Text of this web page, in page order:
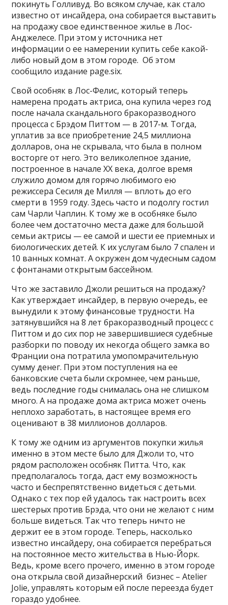
покинуть Голливуд. Во всяком случае, как стало
известно от инсайдера, она собирается выставить
на продажу свое единственное жилье в Лос-
Анджелесе. При этом у источника нет
информации о ее намерении купить себе какой-
либо новый дом в этом городе. Об этом
сообщило издание page.six.
Свой особняк в Лос-Фелис, который теперь
намерена продать актриса, она купила через год
после начала скандального бракоразводного
процесса с Брэдом Питтом — в 2017-м. Тогда,
уплатив за все приобретение 24,5 миллиона
долларов, она не скрывала, что была в полном
восторге от него. Это великолепное здание,
построенное в начале XX века, долгое время
служило домом для горячо любимого ею
режиссера Сесиля де Милля — вплоть до его
смерти в 1959 году. Здесь часто и подолгу гостил
сам Чарли Чаплин. К тому же в особняке было
более чем достаточно места даже для большой
семьи актрисы — ее самой и шести ее приемных и
биологических детей. К их услугам было 7 спален и
10 ванных комнат. А окружен дом чудесным садом
с фонтанами открытым бассейном.
Что же заставило Джоли решиться на продажу?
Как утверждает инсайдер, в первую очередь, ее
вынудили к этому финансовые трудности. На
затянувшийся на 8 лет бракоразводный процесс с
Питтом и до сих пор не завершившиеся судебные
разборки по поводу их некогда общего замка во
Франции она потратила умопомрачительную
сумму денег. При этом поступления на ее
банковские счета были скромнее, чем раньше,
ведь последние годы снималась она не слишком
много. А на продаже дома актриса может очень
неплохо заработать, в настоящее время его
оценивают в 38 миллионов долларов.
К тому же одним из аргументов покупки жилья
именно в этом месте было для Джоли то, что
рядом расположен особняк Питта. Что, как
предполагалось тогда, даст ему возможность
часто и беспрепятственно видеться с детьми.
Однако с тех пор ей удалось так настроить всех
шестерых против Брэда, что они не желают с ним
больше видеться. Так что теперь ничто не
держит ее в этом городе. Теперь, насколько
известно инсайдеру, она собирается перебраться
на постоянное место жительства в Нью-Йорк.
Ведь, кроме всего прочего, именно в этом городе
она открыла свой дизайнерский бизнес – Atelier
Jolie, управлять которым ей после переезда будет
гораздо удобнее.